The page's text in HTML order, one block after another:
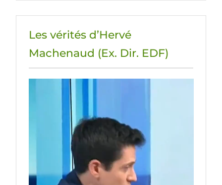
Les vérités d’Hervé
Machenaud (Ex. Dir. EDF)